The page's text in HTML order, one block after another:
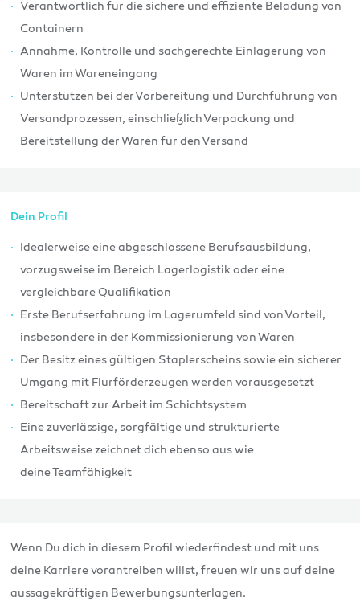
Verantwortlich für die sichere und effiziente Beladung von
Containern
Annahme, Kontrolle und sachgerechte Einlagerung von
Waren im Wareneingang
Unterstützen bei der Vorbereitung und Durchführung von
Versandprozessen, einschließlich Verpackung und
Bereitstellung der Waren für den Versand
Dein Profil
Idealerweise eine abgeschlossene Berufsausbildung,
vorzugsweise im Bereich Lagerlogistik oder eine
vergleichbare Qualifikation
Erste Berufserfahrung im Lagerumfeld sind von Vorteil,
insbesondere in der Kommissionierung von Waren
Der Besitz eines gültigen Staplerscheins sowie ein sicherer
Umgang mit Flurförderzeugen werden vorausgesetzt
Bereitschaft zur Arbeit im Schichtsystem
Eine zuverlässige, sorgfältige und strukturierte
Arbeitsweise zeichnet dich ebenso aus wie
deine Teamfähigkeit
Wenn Du dich in diesem Profil wiederfindest und mit uns
deine Karriere vorantreiben willst, freuen wir uns auf deine
aussagekräftigen Bewerbungsunterlagen.